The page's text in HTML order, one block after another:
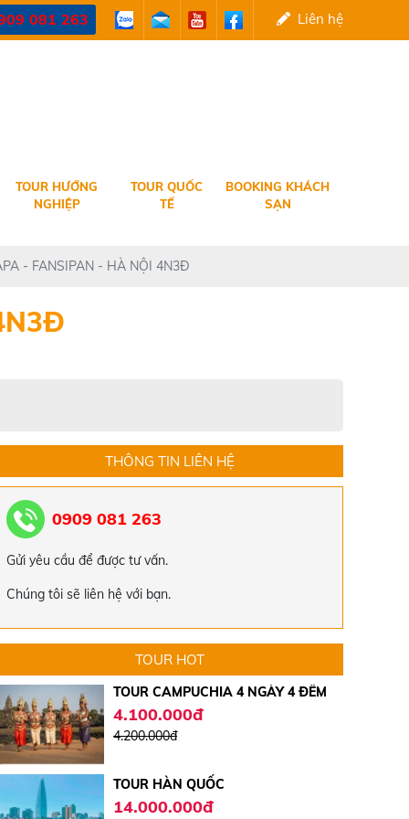
081 263 Liên hệ
TOUR HƯỚNG
NGHIỆP
TOUR QUỐC
TẾ
BOOKING KHÁCH
SẠN
- FANSIPAN - HÀ NỘI 4N3Đ
THÔNG TIN LIÊN HỆ
0909 081 263
Gửi yêu cầu để được tư vấn.
Chúng tôi sẽ liên hệ với bạn.
TOUR HOT
TOUR ĐÀ NẴNG - HỘI AN - HUẾ -
ĐỘNG THIÊN ĐƯỜNG TẾT ÂM LỊCH
5.519.000đ
5.550.000đ
TOUR HÀN QUỐC 4 NGÀY 4 ĐÊM
17.000.000đ
TOUR CAMPUCHIA 4 NGÀY 4 ĐÊM
4.100.000đ
4.200.000đ
TOUR HÀN QUỐC
15.000.000đ